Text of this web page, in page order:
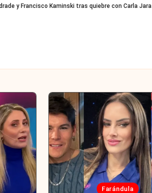
y Francisco Kaminski tras quiebre con Carla Jara
Publicada Farándula